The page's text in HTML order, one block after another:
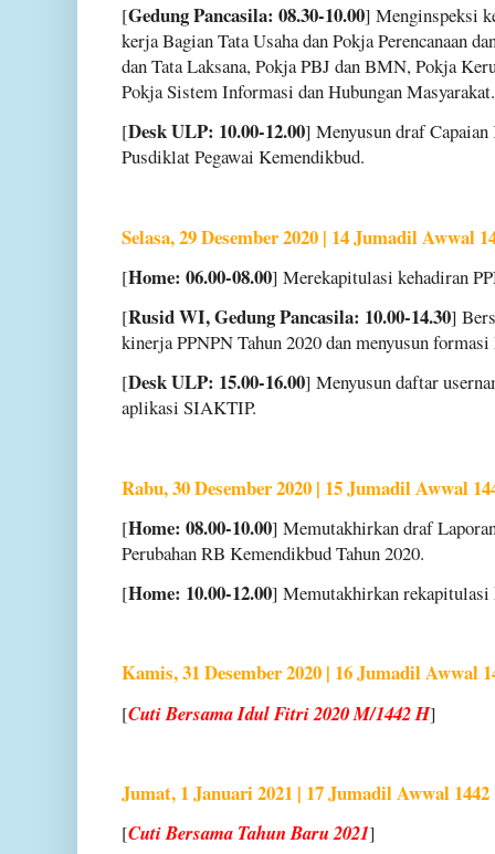
[Gedung Pancasila: 08.30-10.00] Menginspeksi
kerja Bagian Tata Usaha dan Pokja Perencanaan
dan Tata Laksana, Pokja PBJ dan BMN, Pokja
Pokja Sistem Informasi dan Hubungan Masyarakat.
[Desk ULP: 10.00-12.00] Menyusun draf
Pusdiklat Pegawai Kemendikbud.
Selasa, 29 Desember 2020 | 14 Jumadil Awwal
[Home: 06.00-08.00] Merekapitulasi kehadiran
[Rusid WI, Gedung Pancasila: 10.00-14.30]
kinerja PPNPN Tahun 2020 dan menyusun
[Desk ULP: 15.00-16.00] Menyusun daftar
aplikasi SIAKTIP.
Rabu, 30 Desember 2020 | 15 Jumadil Awwal
[Home: 08.00-10.00] Memutakhirkan draf
Perubahan RB Kemendikbud Tahun 2020.
[Home: 10.00-12.00] Memutakhirkan rekapitulasi
Kamis, 31 Desember 2020 | 16 Jumadil Awwal
[Cuti Bersama Idul Fitri 2020 M/1442 H]
Jumat, 1 Januari 2021 | 17 Jumadil Awwal 1442
[Cuti Bersama Tahun Baru 2021]